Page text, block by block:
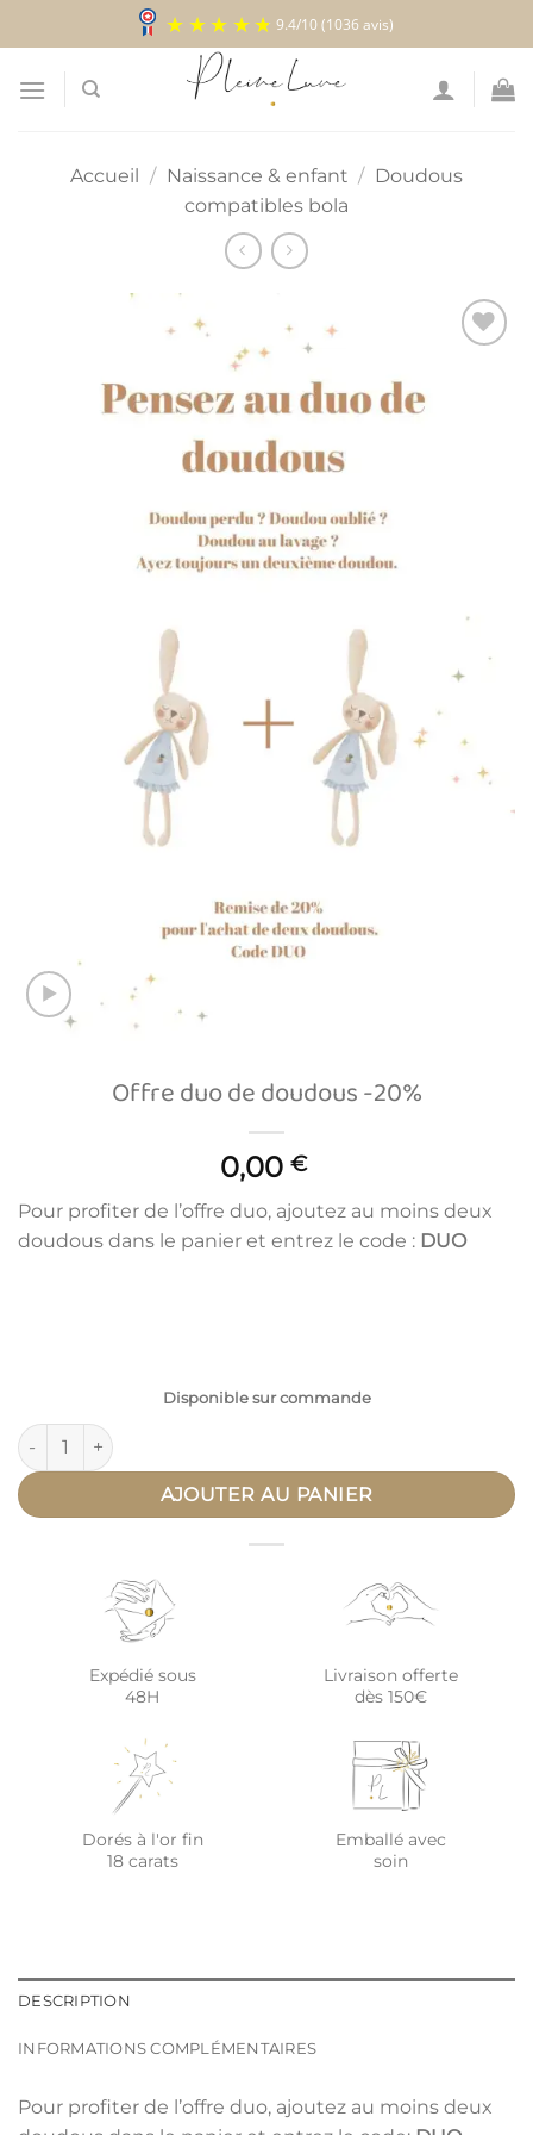
au
contenu
9.4/10(1036 avis)
Accueil / Naissance & enfant / Doudous
compatibles bola
Offre duo de doudous -20%
0,00 €
Pour profiter de l’offre duo, ajoutez au moins deux
doudous dans le panier et entrez le code : DUO
Disponible sur commande
quantité de Offre duo de doudous -20%
AJOUTER AU PANIER
Expédié sous
48H
Livraison offerte
dès 150€
Dorés à l'or fin
18 carats
Emballé avec
soin
DESCRIPTION
INFORMATIONS COMPLÉMENTAIRES
Pour profiter de l’offre duo, ajoutez au moins deux